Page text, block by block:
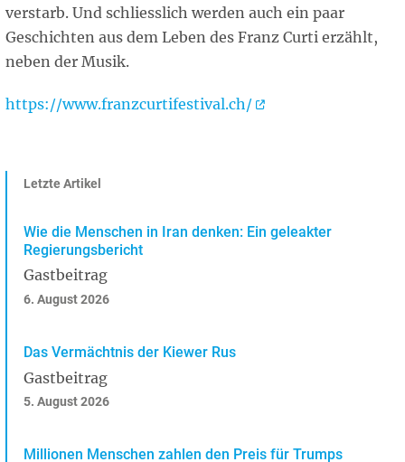
verstarb. Und schliesslich werden auch ein paar
Geschichten aus dem Leben des Franz Curti erzählt,
neben der Musik.
https://www.franzcurtifestival.ch/
Letzte Artikel
Wie die Menschen in Iran denken: Ein geleakter
Regierungsbericht
Gastbeitrag
6. August 2026
Das Vermächtnis der Kiewer Rus
Gastbeitrag
5. August 2026
Millionen Menschen zahlen den Preis für Trumps